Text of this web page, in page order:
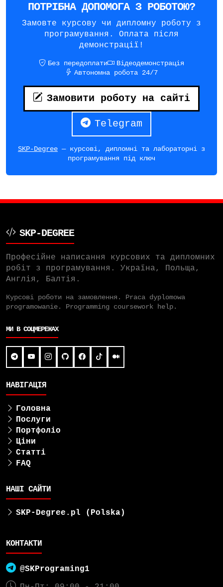
ПОТРІБНА ДОПОМОГА З РОБОТОЮ?
Замовте курсову чи дипломну роботу з
програмування. Оплата після
демонстрації!
Без передоплати
Відеодемонстрація
Автономна робота 24/7
Замовити роботу на сайті
Telegram
SKP-Degree — курсові, дипломні та лабораторні з
програмування під ключ
SKP-DEGREE
Професійне написання курсових та дипломних
робіт з програмування. Україна, Польща,
Англія, Балтія.
Курсові роботи на замовлення. Praca dyplomowa
programowanie. Programming coursework help.
МИ В СОЦМЕРЕЖАХ
НАВІГАЦІЯ
Головна
Послуги
Портфоліо
Ціни
Статті
FAQ
НАШІ САЙТИ
SKP-Degree.pl (Polska)
КОНТАКТИ
@SKPrograming1